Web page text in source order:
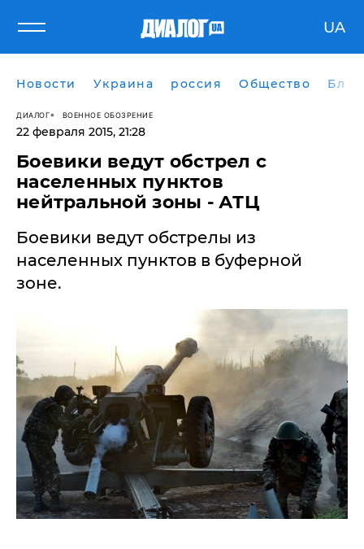
UA
Новости Украина россия Общество
ДИАЛОГ ВОЕННОЕ ОБОЗРЕНИЕ
22 февраля 2015, 21:28
Боевики ведут обстрел с
населенных пунктов
нейтральной зоны - АТЦ
​Боевики ведут обстрелы из
населенных пунктов в буферной
зоне.